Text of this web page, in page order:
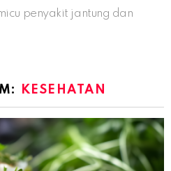
penyakit jantung dan
KESEHATAN